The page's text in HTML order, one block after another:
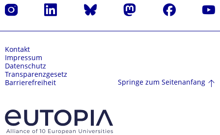
Instagram LinkedIn Bluesky Mastodon Facebook
Kontakt
Impressum
Datenschutz
Transparenzgesetz
Barrierefreiheit
Springe zum Seitenanfang